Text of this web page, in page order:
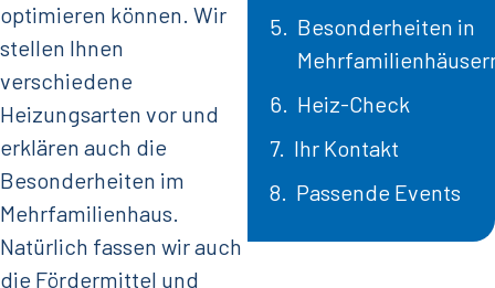
optimieren können. Wir
stellen Ihnen
verschiedene
Heizungsarten vor und
erklären auch die
Besonderheiten im
Mehrfamilienhaus.
Natürlich fassen wir auch
die Fördermittel und
Besonderheiten in
Heiz-Check
Ihr Kontakt
Passende Events